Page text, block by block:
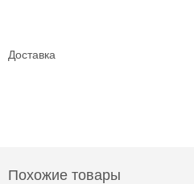
Доставка
Похожие товары